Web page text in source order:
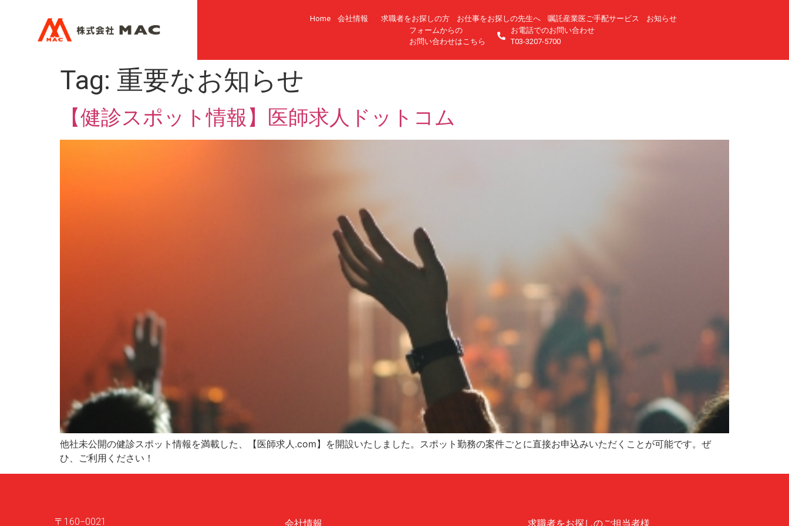
Home 会社情報 求職者をお探しの方 お仕事をお探しの先生へ 嘱託産業医ご手配サービス
お知らせ
フォームからの
お問い合わせはこちら
お電話でのお問い合わせ
T03-3207-5700
Tag: 重要なお知らせ
【健診スポット情報】医師求人ドットコム
他社未公開の健診スポット情報を満載した、【医師求人.com】を開設いたしました。スポット勤務の案件ごとに直接お申込みいただくことが可能です。ぜ
ひ、ご利用ください！
〒160−0021 会社情報 求職者をお探しのご担当者様